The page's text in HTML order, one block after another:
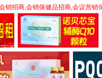
,会销保健品招商,会议营销保